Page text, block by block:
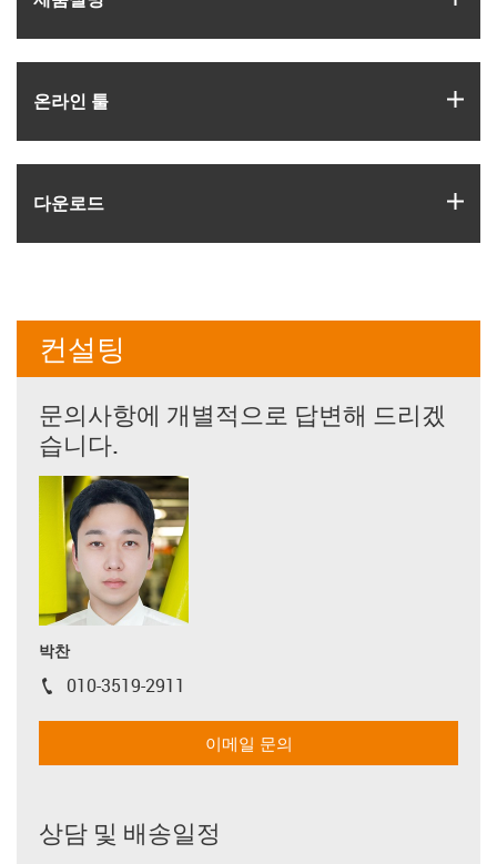
온라인 툴
다운로드
컨설팅
문의사항에 개별적으로 답변해 드리겠
습니다.
박찬
igus-icon-phone
010-3519-2911
이메일 문의
상담 및 배송일정